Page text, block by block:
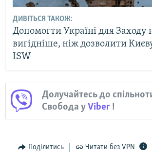
ДИВІТЬСЯ ТАКОЖ:
Допомогти Україні для Заходу
вигідніше, ніж дозволити
ISW
Долучайтесь до
Свобода уViber !
Поділитись Читати без VPN